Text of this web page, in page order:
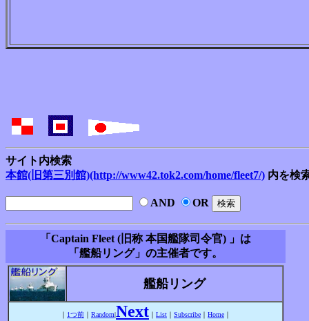
サイト内検索
本館(旧第三別館)(http://www42.tok2.com/home/fleet7/) 内を検
AND OR
「Captain Fleet (旧称 本国艦隊司令官) 」は
「艦船リング」の主催者です。
艦船リング
｜ 1つ前 ｜ Random|Next ｜ List ｜ Subscribe ｜ Home ｜